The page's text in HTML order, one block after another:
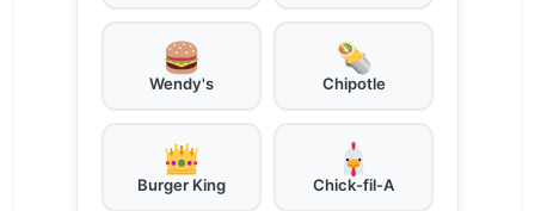
Wendy's Chipotle
Burger King Chick-fil-A